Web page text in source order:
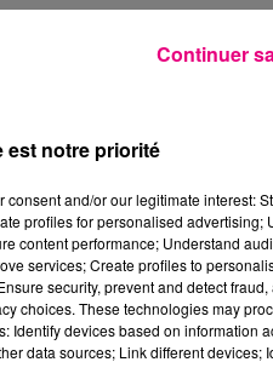
est notre priorité
and/or our legitimate interest:
profiles for personalised advertising;
content performance; Understand
services; Create profiles to
security, prevent and detect fraud,
choices. These technologies may
Identify devices based on information
data sources; Link different devices;
Continuer